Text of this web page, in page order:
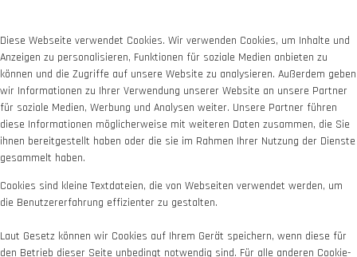
Diese Webseite verwendet Cookies. Wir verwenden Cookies, um Inhalte und
Anzeigen zu personalisieren, Funktionen für soziale Medien anbieten zu
können und die Zugriffe auf unsere Website zu analysieren. Außerdem geben
wir Informationen zu Ihrer Verwendung unserer Website an unsere Partner
für soziale Medien, Werbung und Analysen weiter. Unsere Partner führen
diese Informationen möglicherweise mit weiteren Daten zusammen, die Sie
ihnen bereitgestellt haben oder die sie im Rahmen Ihrer Nutzung der Dienste
gesammelt haben.
Cookies sind kleine Textdateien, die von Webseiten verwendet werden, um
die Benutzererfahrung effizienter zu gestalten.
Laut Gesetz können wir Cookies auf Ihrem Gerät speichern, wenn diese für
den Betrieb dieser Seite unbedingt notwendig sind. Für alle anderen Cookie-